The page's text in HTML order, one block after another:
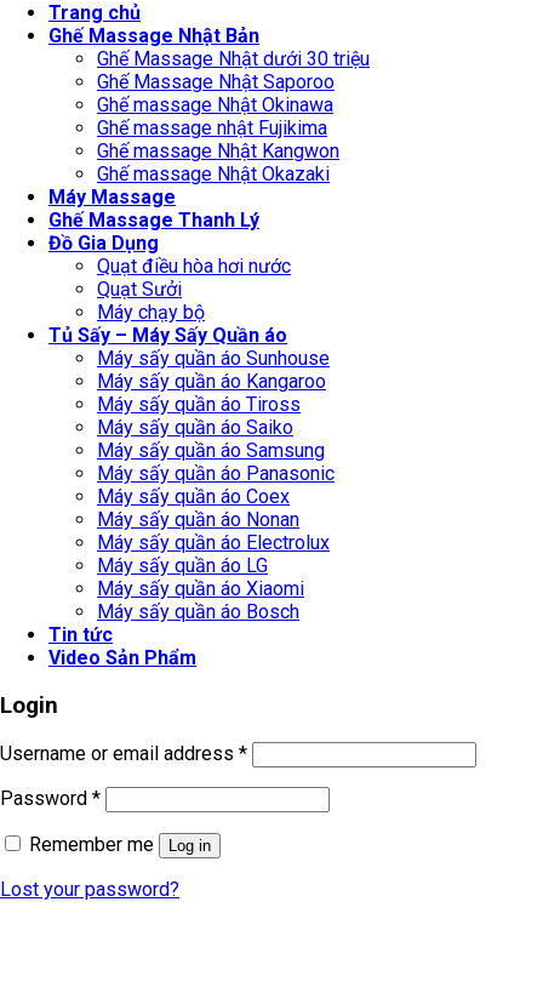
Trang chủ
Ghế Massage Nhật Bản
Ghế Massage Nhật dưới 30 triệu
Ghế Massage Nhật Saporoo
Ghế massage Nhật Okinawa
Ghế massage nhật Fujikima
Ghế massage Nhật Kangwon
Ghế massage Nhật Okazaki
Máy Massage
Ghế Massage Thanh Lý
Đồ Gia Dụng
Quạt điều hòa hơi nước
Quạt Sưởi
Máy chạy bộ
Tủ Sấy – Máy Sấy Quần áo
Máy sấy quần áo Sunhouse
Máy sấy quần áo Kangaroo
Máy sấy quần áo Tiross
Máy sấy quần áo Saiko
Máy sấy quần áo Samsung
Máy sấy quần áo Panasonic
Máy sấy quần áo Coex
Máy sấy quần áo Nonan
Máy sấy quần áo Electrolux
Máy sấy quần áo LG
Máy sấy quần áo Xiaomi
Máy sấy quần áo Bosch
Tin tức
Video Sản Phẩm
Login
Username or email address *
Password *
Remember me
Log in
Lost your password?